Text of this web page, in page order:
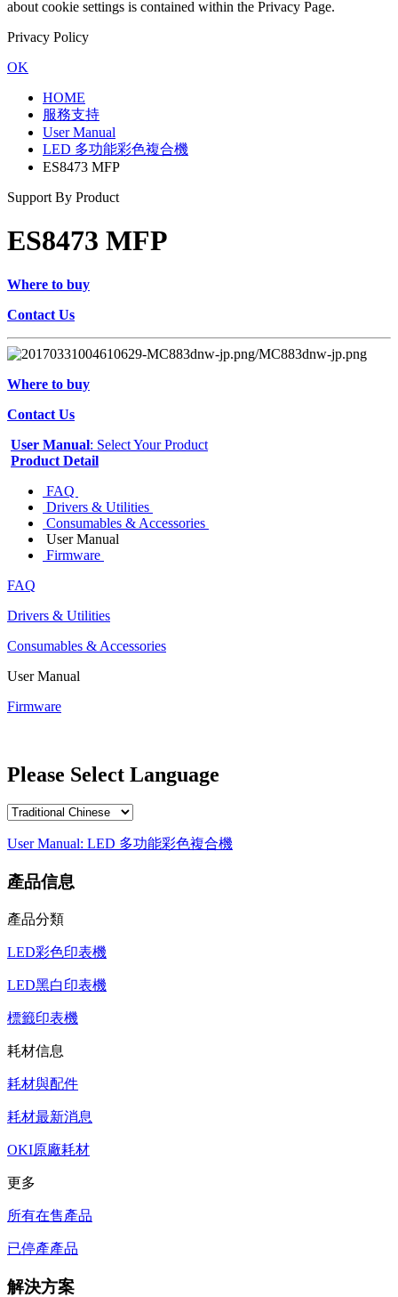
about cookie settings is contained within the Privacy Page.
Privacy Policy
OK
HOME
服務支持
User Manual
LED 多功能彩色複合機
ES8473 MFP
Support By Product
ES8473 MFP
Where to buy
Contact Us
Where to buy
Contact Us
User Manual: Select Your Product
Product Detail
FAQ
Drivers & Utilities
Consumables & Accessories
User Manual
Firmware
FAQ
Drivers & Utilities
Consumables & Accessories
User Manual
Firmware
Please Select Language
User Manual: LED 多功能彩色複合機
產品信息
產品分類
LED彩色印表機
LED黑白印表機
標籤印表機
耗材信息
耗材與配件
耗材最新消息
OKI原廠耗材
更多
所有在售產品
已停產產品
解決方案